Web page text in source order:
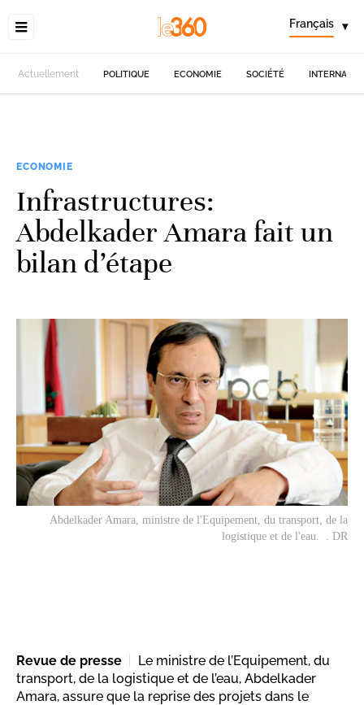
Français ▾
Actuellement POLITIQUE ECONOMIE SOCIÉTÉ
ECONOMIE
Infrastructures:
Abdelkader Amara fait un
bilan d’étape
Abdelkader Amara, ministre de l'Equipement, du transport, de la
logistique et de l'eau. . DR
Revue de presse
Le ministre de l’Equipement, du
transport, de la logistique et de l’eau, Abdelkader
Amara, assure que la reprise des projets dans le